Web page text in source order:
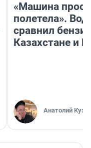
«Машина
полетела».
сравнил
Казахстане и
Анатолий